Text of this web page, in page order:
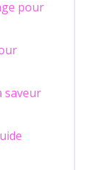
pour
saveur